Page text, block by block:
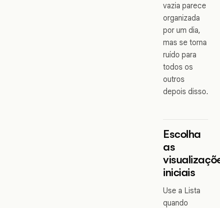
vazia parece
organizada
por um dia,
mas se torna
ruído para
todos os
outros
depois disso.
Escolha
as
iniciais
Use a Lista
quando